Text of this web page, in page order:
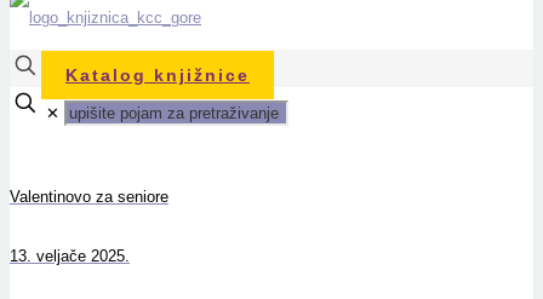
Katalog knjižnice
✕
Valentinovo za seniore
13. veljače 2025.